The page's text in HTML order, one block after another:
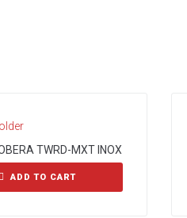
TWRD-MXT INOX
ADD TO CART